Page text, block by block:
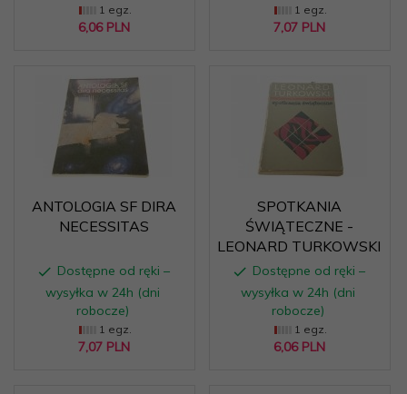
1 egz.
6,06 PLN
1 egz.
7,07 PLN
ANTOLOGIA SF DIRA
NECESSITAS
Dostępne od ręki –
wysyłka w 24h (dni
robocze)
1 egz.
7,07 PLN
SPOTKANIA
ŚWIĄTECZNE -
LEONARD TURKOWSKI
Dostępne od ręki –
wysyłka w 24h (dni
robocze)
1 egz.
6,06 PLN